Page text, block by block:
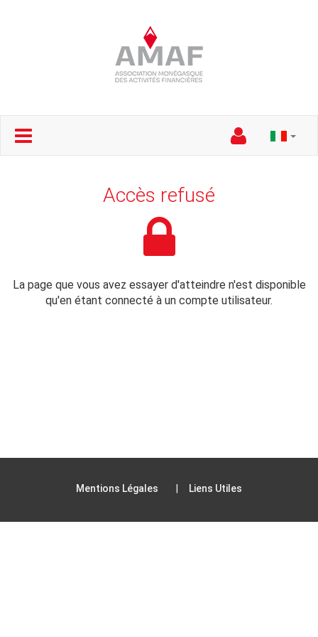
Accès refusé
La page que vous avez essayer d'atteindre n'est disponible
qu'en étant connecté à un compte utilisateur.
Mentions Légales Liens Utiles